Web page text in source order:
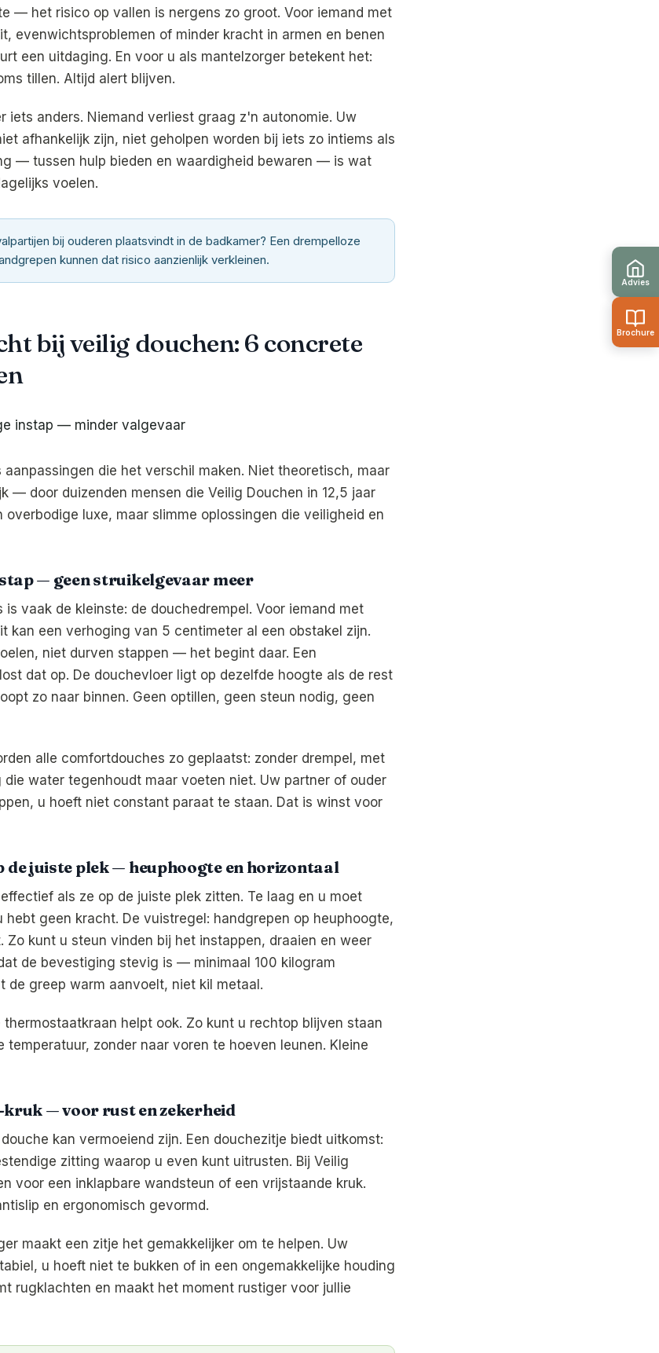
— het risico op vallen is nergens zo groot. Voor iemand met
evenwichtsproblemen of minder kracht in armen en benen
een uitdaging. En voor u als mantelzorger betekent het:
tillen. Altijd alert blijven.
iets anders. Niemand verliest graag z'n autonomie. Uw
afhankelijk zijn, niet geholpen worden bij iets zo intiems als
— tussen hulp bieden en waardigheid bewaren — is wat
voelen.
bij ouderen plaatsvindt in de badkamer? Een drempelloze
kunnen dat risico aanzienlijk verkleinen.
bij veilig douchen: 6 concrete
aanpassingen die het verschil maken. Niet theoretisch, maar
— door duizenden mensen die Veilig Douchen in 12,5 jaar
overbodige luxe, maar slimme oplossingen die veiligheid en
— geen struikelgevaar meer
is vaak de kleinste: de douchedrempel. Voor iemand met
kan een verhoging van 5 centimeter al een obstakel zijn.
niet durven stappen — het begint daar. Een
dat op. De douchevloer ligt op dezelfde hoogte als de rest
zo naar binnen. Geen optillen, geen steun nodig, geen
alle comfortdouches zo geplaatst: zonder drempel, met
water tegenhoudt maar voeten niet. Uw partner of ouder
u hoeft niet constant paraat te staan. Dat is winst voor
de juiste plek — heuphoogte en horizontaal
als ze op de juiste plek zitten. Te laag en u moet
hebt geen kracht. De vuistregel: handgrepen op heuphoogte,
Zo kunt u steun vinden bij het instappen, draaien en weer
de bevestiging stevig is — minimaal 100 kilogram
greep warm aanvoelt, niet kil metaal.
thermostaatkraan helpt ook. Zo kunt u rechtop blijven staan
temperatuur, zonder naar voren te hoeven leunen. Kleine
kruk — voor rust en zekerheid
kan vermoeiend zijn. Een douchezitje biedt uitkomst:
zitting waarop u even kunt uitrusten. Bij Veilig
voor een inklapbare wandsteun of een vrijstaande kruk.
en ergonomisch gevormd.
maakt een zitje het gemakkelijker om te helpen. Uw
u hoeft niet te bukken of in een ongemakkelijke houding
rugklachten en maakt het moment rustiger voor jullie